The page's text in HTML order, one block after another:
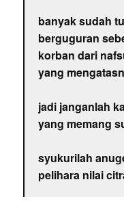
banyak sudah
berguguran
korban dari
yang
jadi janganlah
yang memang
syukurilah
pelihara nilai